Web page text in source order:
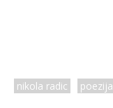
nikola radic poezija